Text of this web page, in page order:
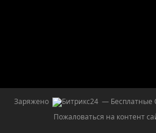
Заряжено — Бесплатные
Пожаловаться на контент